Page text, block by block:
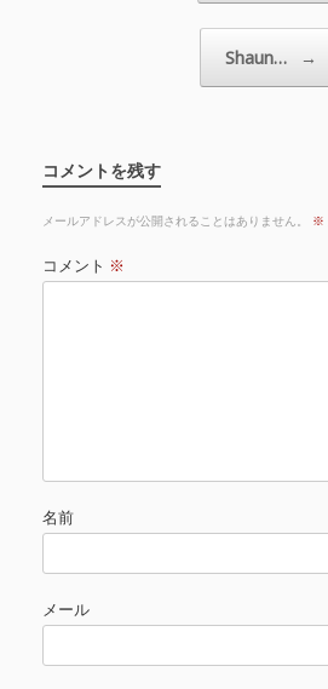
Shaun… →
コメントを残す
メールアドレスが公開されることはありません。 ※
コメント ※
名前
メール